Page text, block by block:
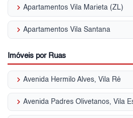
keyboard_arrow_right Apartamentos Vila Marieta (ZL)
keyboard_arrow_right Apartamentos Vila Santana
Imóveis por Ruas
keyboard_arrow_right Avenida Hermilo Alves, Vila Ré
keyboard_arrow_right Avenida Padres Olivetanos, Vila